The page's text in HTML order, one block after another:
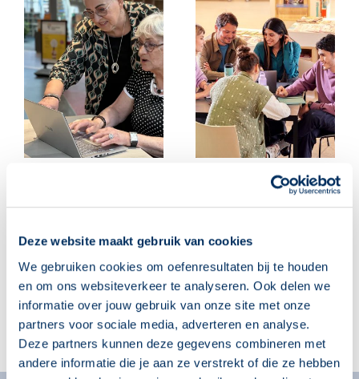
Deze website maakt gebruik van cookies
We gebruiken cookies om oefenresultaten bij te houden
en om ons websiteverkeer te analyseren. Ook delen we
informatie over jouw gebruik van onze site met onze
partners voor sociale media, adverteren en analyse.
Deze partners kunnen deze gegevens combineren met
andere informatie die je aan ze verstrekt of die ze hebben
05 augustus 2026
Begeleiders, klaar voor
cursusjaar? Deze 10
04 augustus 2026